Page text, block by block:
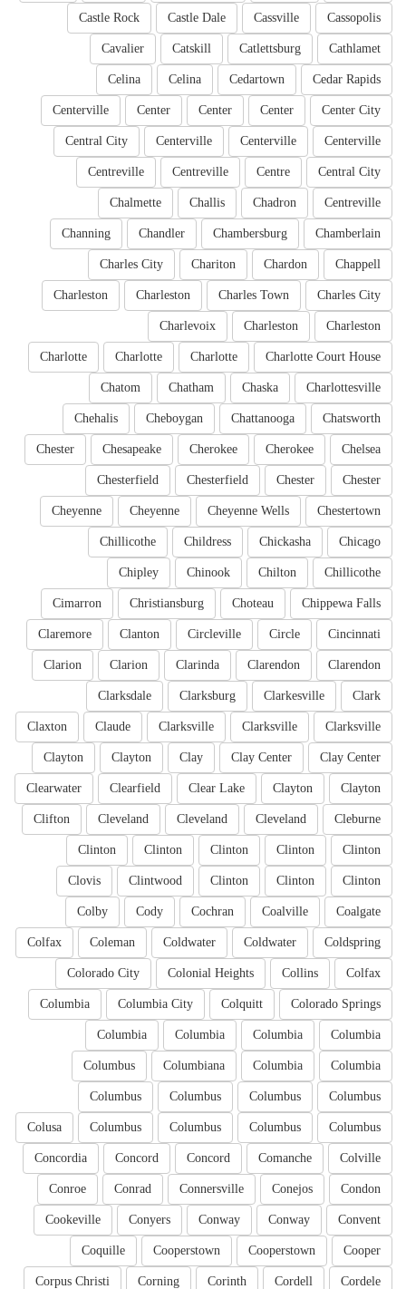
Cassopolis
Cassville
Castle Dale
Castle Rock
Cathlamet
Catlettsburg
Catskill
Cavalier
Cedar Rapids
Cedartown
Celina
Celina
Center City
Center
Center
Center
Centerville
Centerville
Centerville
Centerville
Central City
Central City
Centre
Centreville
Centreville
Centreville
Chadron
Challis
Chalmette
Chamberlain
Chambersburg
Chandler
Channing
Chappell
Chardon
Chariton
Charles City
Charles City
Charles Town
Charleston
Charleston
Charleston
Charleston
Charlevoix
Charlotte Court House
Charlotte
Charlotte
Charlotte
Charlottesville
Chaska
Chatham
Chatom
Chatsworth
Chattanooga
Cheboygan
Chehalis
Chelsea
Cherokee
Cherokee
Chesapeake
Chester
Chester
Chester
Chesterfield
Chesterfield
Chestertown
Cheyenne Wells
Cheyenne
Cheyenne
Chicago
Chickasha
Childress
Chillicothe
Chillicothe
Chilton
Chinook
Chipley
Chippewa Falls
Choteau
Christiansburg
Cimarron
Cincinnati
Circle
Circleville
Clanton
Claremore
Clarendon
Clarendon
Clarinda
Clarion
Clarion
Clark
Clarkesville
Clarksburg
Clarksdale
Clarksville
Clarksville
Clarksville
Claude
Claxton
Clay Center
Clay Center
Clay
Clayton
Clayton
Clayton
Clayton
Clear Lake
Clearfield
Clearwater
Cleburne
Cleveland
Cleveland
Cleveland
Clifton
Clinton
Clinton
Clinton
Clinton
Clinton
Clinton
Clinton
Clinton
Clintwood
Clovis
Coalgate
Coalville
Cochran
Cody
Colby
Coldspring
Coldwater
Coldwater
Coleman
Colfax
Colfax
Collins
Colonial Heights
Colorado City
Colorado Springs
Colquitt
Columbia City
Columbia
Columbia
Columbia
Columbia
Columbia
Columbia
Columbia
Columbiana
Columbus
Columbus
Columbus
Columbus
Columbus
Columbus
Columbus
Columbus
Columbus
Colusa
Colville
Comanche
Concord
Concord
Concordia
Condon
Conejos
Connersville
Conrad
Conroe
Convent
Conway
Conway
Conyers
Cookeville
Cooper
Cooperstown
Cooperstown
Coquille
Cordele
Cordell
Corinth
Corning
Corpus Christi